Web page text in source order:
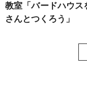
教室「バードハウス
さんとつくろう」